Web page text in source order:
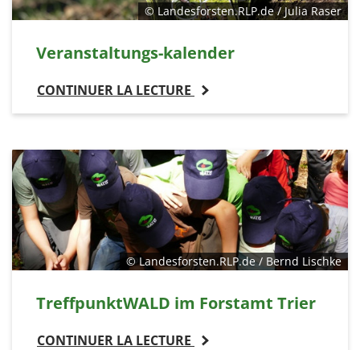
© Landesforsten.RLP.de / Julia Raser
Veranstaltungs-kalender
CONTINUER LA LECTURE
© Landesforsten.RLP.de / Bernd Lischke
TreffpunktWALD im Forstamt Trier
CONTINUER LA LECTURE